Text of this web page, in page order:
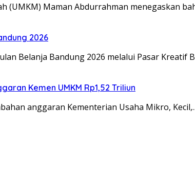
(UMKM) Maman Abdurrahman menegaskan
2026
Belanja Bandung 2026 melalui Pasar Kreatif
Kemen UMKM Rp1,52 Triliun
anggaran Kementerian Usaha Mikro,